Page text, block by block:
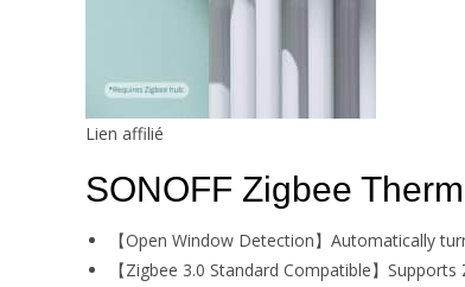
Lien affilié
SONOFF Zigbee
【Open Window Detection】Automatically
【Zigbee 3.0 Standard Compatible】